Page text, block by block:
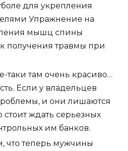
для укрепления
Упражнение на
мышц спины
получения травмы при
таки там очень красиво…
Если у владельцев
и они лишаются
стоит ждать серьезных
им банков.
что теперь мужчины